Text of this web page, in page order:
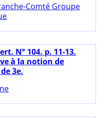
Comté Groupe
N° 104. p. 11-13.
à la notion de
3e.